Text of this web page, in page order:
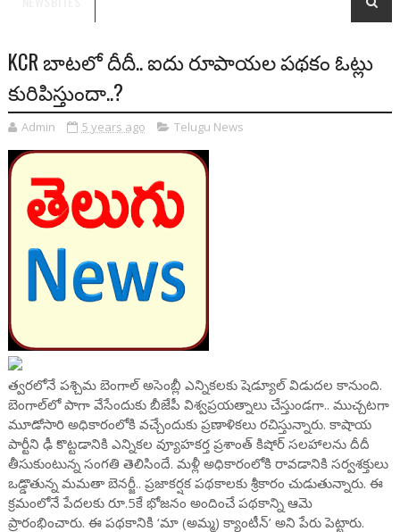
KCR బాటలో దీదీ.. ఐదు రూపాయల పథకం ఓట్లు
కురిపిస్తుందా..?
Admin 5 years ago Telugu News
త్వరలోనే పశ్చిమ బెంగాల్ అసెంబ్లీ ఎన్నికలకు షెడ్యూల్ విడుదల కానుంది.
బెంగాల్‌లో పాగా వేసేందుకు బీజేపీ విశ్వప్రయత్నాలు చేస్తుండగా.. ముచ్చటగా
మూడోసారి అధికారంలోకి వచ్చేందుకు ప్రణాళికలు రచిస్తున్నారు. కాషాయ
పార్టీని ఢీ కొట్టడానికి ఎన్నికల వ్యూహకర్త ప్రశాంత్ కిషోర్ సలహాలను దీదీ
తీసుకుంటున్న సంగతి తెలిసిందే. మళ్లీ అధికారంలోకి రావడానికి సర్వశక్తులు
ఒడ్డొతున్న మమతా బెనర్జీ.. ప్రజాకర్షక పథకాలకు శ్రీకారం చుడుతున్నారు. ఈ
క్రమంలోనే పేదలకు రూ.5కే భోజనం అందించే పథకాన్ని ఆమె
ప్రారంభించారు. ఈ పథకానికి ‘మా (అమ్మ) క్యాంటీన్’ అని పేరు పెట్టారు.